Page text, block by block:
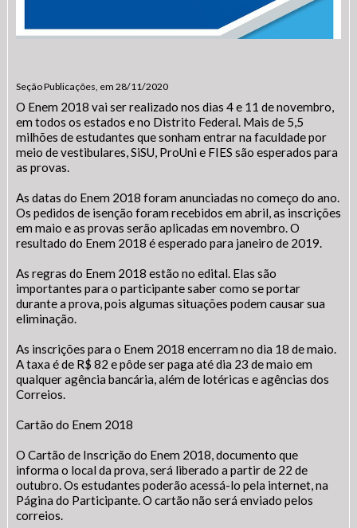
Seção Publicações, em 28/11/2020
O Enem 2018 vai ser realizado nos dias 4 e 11 de novembro,
em todos os estados e no Distrito Federal. Mais de 5,5
milhões de estudantes que sonham entrar na faculdade por
meio de vestibulares, SiSU, ProUni e FIES são esperados para
as provas.
As datas do Enem 2018 foram anunciadas no começo do ano.
Os pedidos de isenção foram recebidos em abril, as inscrições
em maio e as provas serão aplicadas em novembro. O
resultado do Enem 2018 é esperado para janeiro de 2019.
As regras do Enem 2018 estão no edital. Elas são
importantes para o participante saber como se portar
durante a prova, pois algumas situações podem causar sua
eliminação.
As inscrições para o Enem 2018 encerram no dia 18 de maio.
A taxa é de R$ 82 e pôde ser paga até dia 23 de maio em
qualquer agência bancária, além de lotéricas e agências dos
Correios.
Cartão do Enem 2018
O Cartão de Inscrição do Enem 2018, documento que
informa o local da prova, será liberado a partir de 22 de
outubro. Os estudantes poderão acessá-lo pela internet, na
Página do Participante. O cartão não será enviado pelos
correios.